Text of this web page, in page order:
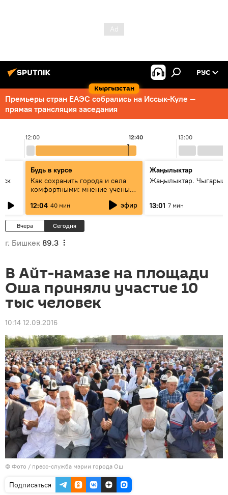
Кыргызстан
РУС
Премьеры стран ЕАЭС собрались на Иссык-Куле —
прямая трансляция заседания
12:00 13:00
12:40
Будь в курсе
Как сохранить города и села
комфортными: мнение ученых
12:04 40 мин эфир
Жаңылыктар
Жаңылыктар.
13:01 7 мин
Вчера Сегодня
г. Бишкек 89.3
В Айт-намазе на площади
Оша приняли участие 10
тыс человек
10:14 12.09.2016
© Фото / пресс-служба мэрии города Ош
Подписаться